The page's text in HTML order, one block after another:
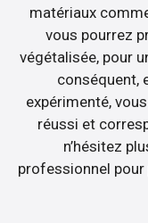
matériaux
vous pourrez
végétalisée, pour
conséquent,
expérimenté,
réussi et
n’hésitez
professionnel